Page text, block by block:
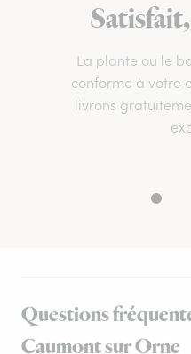
La plante ou le
conforme à votre
livrons
Questions
Caumont sur Orne